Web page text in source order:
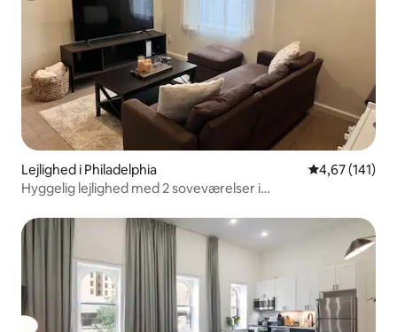
Lejlighed i Philadelphia 4,67 ud af 5 i
4,67 (141)
Hyggelig lejlighed med 2 soveværelser i